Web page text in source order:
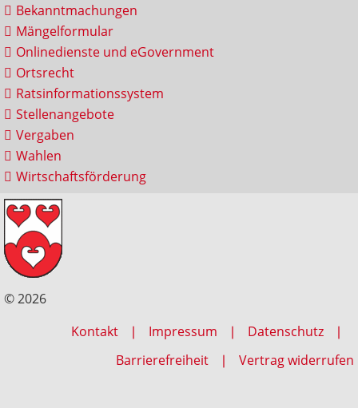
Bekanntmachungen
Mängelformular
Onlinedienste und eGovernment
Ortsrecht
Ratsinformationssystem
Stellenangebote
Vergaben
Wahlen
Wirtschaftsförderung
© 2026
Kontakt
Impressum
Datenschutz
Barrierefreiheit
Vertrag widerrufen